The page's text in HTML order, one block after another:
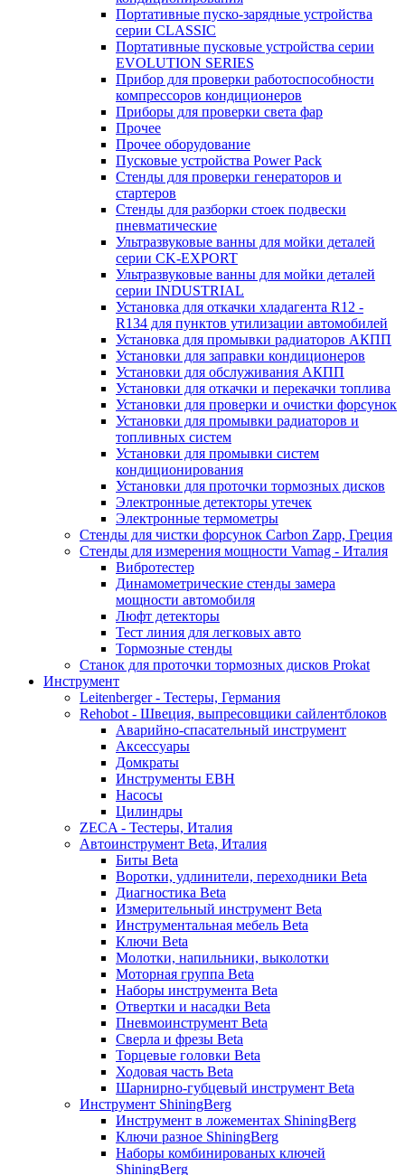
Портативные пуско-зарядные устройства
серии CLASSIC
Портативные пусковые устройства серии
EVOLUTION SERIES
Прибор для проверки работоспособности
компрессоров кондиционеров
Приборы для проверки света фар
Прочее
Прочее оборудование
Пусковые устройства Power Pack
Стенды для проверки генераторов и
стартеров
Стенды для разборки стоек подвески
пневматические
Ультразвуковые ванны для мойки деталей
серии CK-EXPORT
Ультразвуковые ванны для мойки деталей
серии INDUSTRIAL
Установка для откачки хладагента R12 -
R134 для пунктов утилизации автомобилей
Установка для промывки радиаторов АКПП
Установки для заправки кондиционеров
Установки для обслуживания АКПП
Установки для откачки и перекачки топлива
Установки для проверки и очистки форсунок
Установки для промывки радиаторов и
топливных систем
Установки для промывки систем
кондиционирования
Установки для проточки тормозных дисков
Электронные детекторы утечек
Электронные термометры
Стенды для чистки форсунок Carbon Zapp, Греция
Стенды для измерения мощности Vamag - Италия
Вибротестер
Динамометрические стенды замера
мощности автомобиля
Люфт детекторы
Тест линия для легковых авто
Тормозные стенды
Станок для проточки тормозных дисков Prokat
Инструмент
Leitenberger - Тестеры, Германия
Rehobot - Швеция, выпресовщики сайлентблоков
Аварийно-спасательный инструмент
Аксессуары
Домкраты
Инструменты EBH
Насосы
Цилиндры
ZECA - Тестеры, Италия
Автоинструмент Beta, Италия
Биты Beta
Воротки, удлинители, переходники Beta
Диагностика Beta
Измерительный инструмент Beta
Инструментальная мебель Beta
Ключи Beta
Молотки, напильники, выколотки
Моторная группа Beta
Наборы инструмента Beta
Отвертки и насадки Beta
Пневмоинструмент Beta
Сверла и фрезы Beta
Торцевые головки Beta
Ходовая часть Beta
Шарнирно-губцевый инструмент Beta
Инструмент ShiningBerg
Инструмент в ложементах ShiningBerg
Ключи разное ShiningBerg
Наборы комбинированых ключей
ShiningBerg